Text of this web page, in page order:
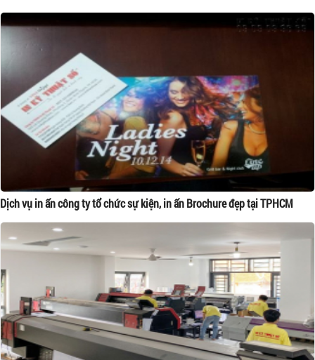
Dịch vụ in ấn công ty tổ chức sự kiện, in ấn Brochure đẹp tại TPHCM